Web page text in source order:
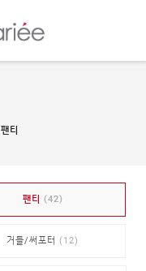
팬티
팬티 (42)
거들/써포터 (12)